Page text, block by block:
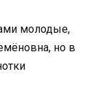
молодые,
но в